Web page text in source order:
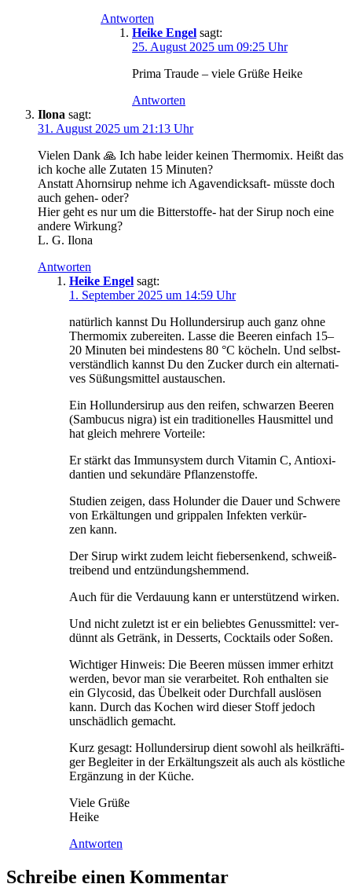
Antworten
Heike Engel sagt:
25. August 2025 um 09:25 Uhr
Pri­ma Trau­de – vie­le Grü­ße Heike
Antworten
Ilona sagt:
31. August 2025 um 21:13 Uhr
Vie­len Dank 🙏 Ich habe lei­der kei­nen Ther­mo­mix. Heißt das
ich koche alle Zuta­ten 15 Minuten?
Anstatt Ahorn­si­rup neh­me ich Aga­ven­dick­saft- müss­te doch
auch gehen- oder?
Hier geht es nur um die Bit­ter­stof­fe- hat der Sirup noch eine
ande­re Wirkung?
L. G. Ilona
Antworten
Heike Engel sagt:
1. September 2025 um 14:59 Uhr
natür­lich kannst Du Hol­lun­der­si­rup auch ganz ohne
Ther­mo­mix zube­rei­ten. Las­se die Bee­ren ein­fach 15–
20 Minu­ten bei min­des­tens 80 °C köcheln. Und selbst­
ver­ständ­lich kannst Du den Zucker durch ein alter­na­ti­
ves Süßungs­mit­tel austauschen.
Ein Hol­lun­der­si­rup aus den rei­fen, schwar­zen Bee­ren
(Sam­bu­cus nigra) ist ein tra­di­tio­nel­les Haus­mit­tel und
hat gleich meh­re­re Vorteile:
Er stärkt das Immun­sys­tem durch Vit­amin C, Anti­oxi­
dan­ti­en und sekun­dä­re Pflanzenstoffe.
Stu­di­en zei­gen, dass Holun­der die Dau­er und Schwe­re
von Erkäl­tun­gen und grip­pa­len Infek­ten ver­kür­
zen kann.
Der Sirup wirkt zudem leicht fie­ber­sen­kend, schweiß­
trei­bend und entzündungshemmend.
Auch für die Ver­dau­ung kann er unter­stüt­zend wirken.
Und nicht zuletzt ist er ein belieb­tes Genuss­mit­tel: ver­
dünnt als Getränk, in Des­serts, Cock­tails oder Soßen.
Wich­ti­ger Hin­weis: Die Bee­ren müs­sen immer erhitzt
wer­den, bevor man sie ver­ar­bei­tet. Roh ent­hal­ten sie
ein Gly­co­sid, das Übel­keit oder Durch­fall aus­lö­sen
kann. Durch das Kochen wird die­ser Stoff jedoch
unschäd­lich gemacht.
Kurz gesagt: Hol­lun­der­si­rup dient sowohl als heil­kräf­ti­
ger Beglei­ter in der Erkäl­tungs­zeit als auch als köst­li­che
Ergän­zung in der Küche.
Vie­le Grüße
Heike
Antworten
Schreibe einen Kommentar